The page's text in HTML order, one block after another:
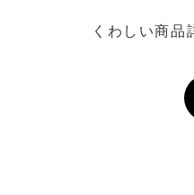
くわしい商品